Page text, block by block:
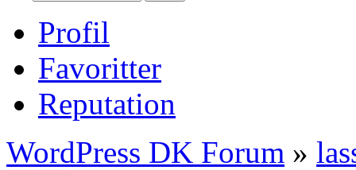
Profil
Favoritter
Reputation
WordPress DK Forum »